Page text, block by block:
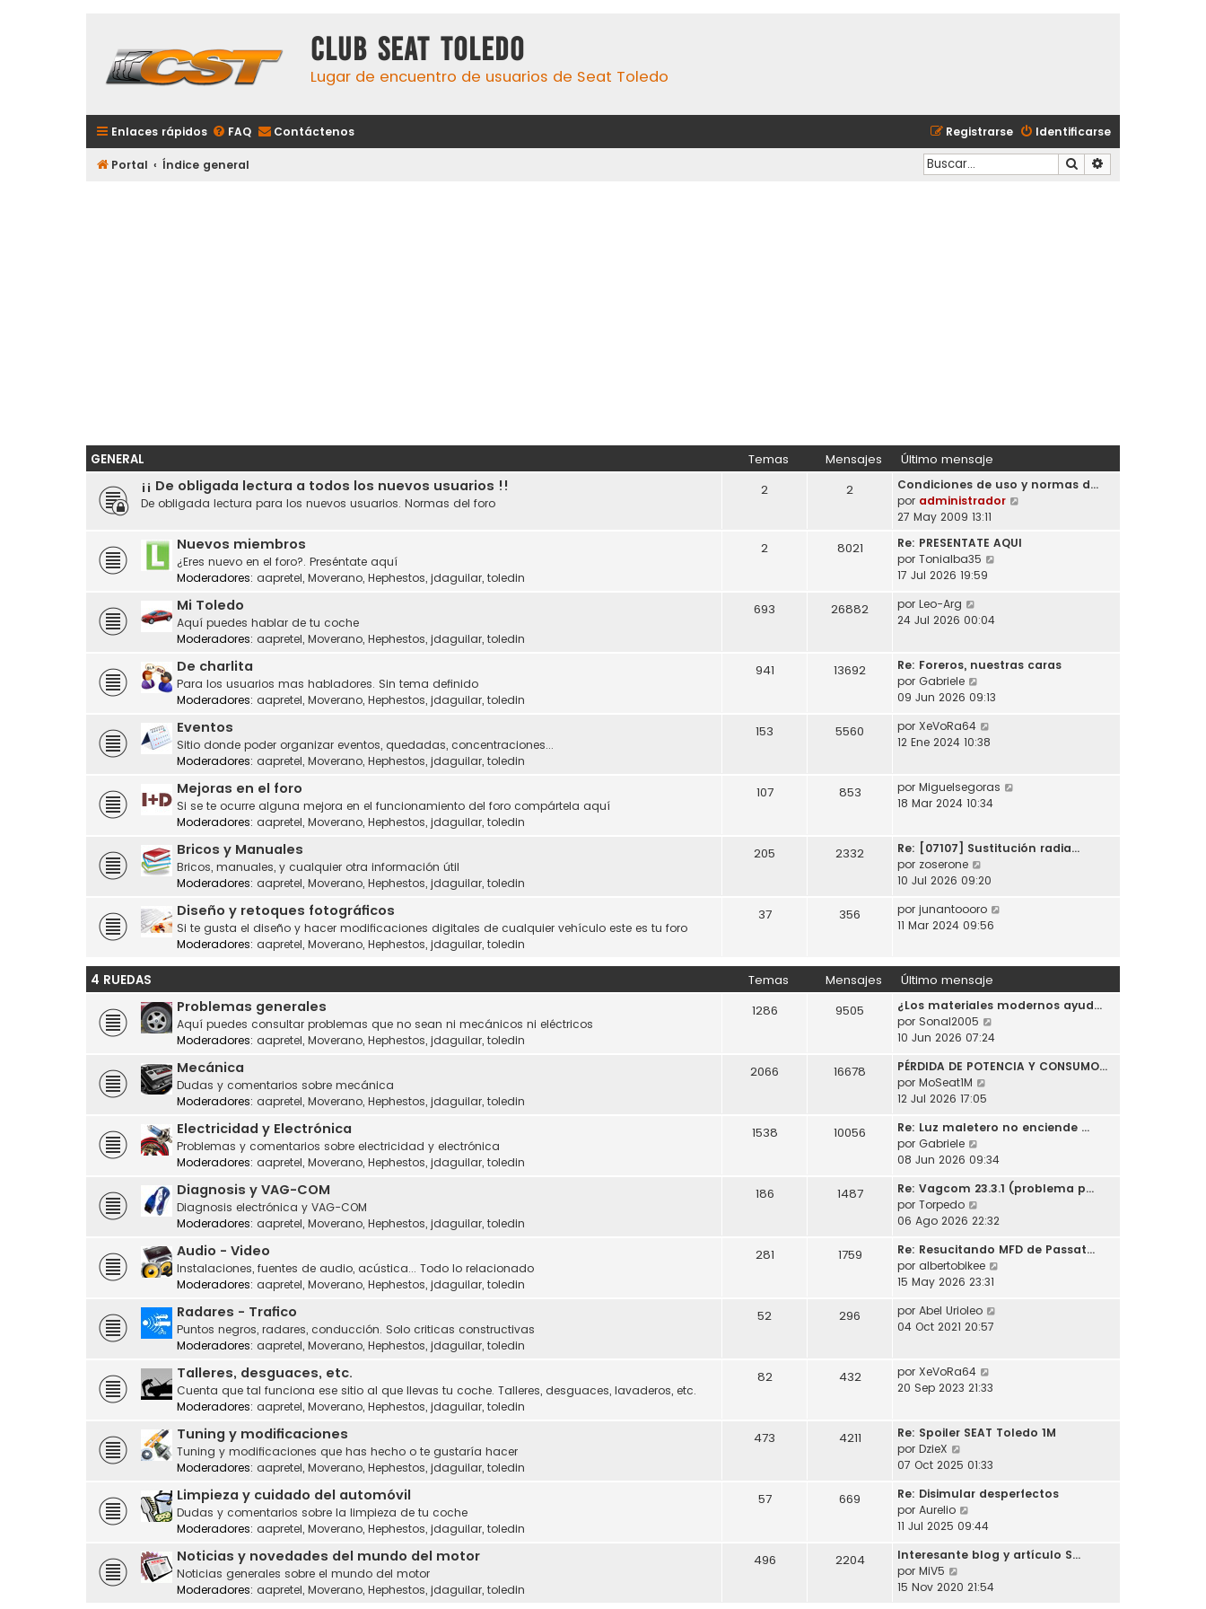
Club Seat Toledo
Lugar de encuentro de usuarios de Seat Toledo
Enlaces rápidos FAQ Contáctenos Identificarse
Registrarse
Portal Índice general Buscar
GENERAL Temas Mensajes Último mensaje
¡¡ De obligada lectura a todos los nuevos usuarios !!
De obligada lectura para los nuevos usuarios. Normas del foro
2 2
Condiciones de uso y normas d…
por administrador
ú
e
27 May 2009 13:11
Nuevos miembros
¿Eres nuevo en el foro?. Preséntate aquí
Moderadores: aapretel, Moverano, Hephestos, jdaguilar, toledin
2 8021
Re: PRESENTATE AQUI
por Tonialba35
m
j
17 Jul 2026 19:59
Mi Toledo
Aquí puedes hablar de tu coche
Moderadores: aapretel, Moverano, Hephestos, jdaguilar, toledin
693 26882 por Leo-Arg
e
l
t
i
o
m
s
e
24 Jul 2026 00:04
De charlita
Para los usuarios mas habladores. Sin tema definido
Moderadores: aapretel, Moverano, Hephestos, jdaguilar, toledin
941 13692
Re: Foreros, nuestras caras
por Gabriele
e
ú
l
m
o
n
s
j
e
09 Jun 2026 09:13
Eventos
Sitio donde poder organizar eventos, quedadas, concentraciones...
Moderadores: aapretel, Moverano, Hephestos, jdaguilar, toledin
153 5560 por XeVoRa64
l
t
o
e
n
s
e
12 Ene 2024 10:38
Mejoras en el foro
Si se te ocurre alguna mejora en el funcionamiento del foro compártela aquí
Moderadores: aapretel, Moverano, Hephestos, jdaguilar, toledin
107 853 por Miguelsegoras
l
n
a
j
18 Mar 2024 10:34
Bricos y Manuales
Bricos, manuales, y cualquier otra información útil
Moderadores: aapretel, Moverano, Hephestos, jdaguilar, toledin
205 2332
Re: [07107] Sustitución radia…
por zoserone
e
ú
l
m
o
m
e
n
a
j
e
10 Jul 2026 09:20
Diseño y retoques fotográficos
Si te gusta el diseño y hacer modificaciones digitales de cualquier vehículo este es tu foro
Moderadores: aapretel, Moverano, Hephestos, jdaguilar, toledin
37 356 por junantoooro
t
i
e
j
11 Mar 2024 09:56
4 RUEDAS Temas Mensajes Último mensaje
Problemas generales
Aquí puedes consultar problemas que no sean ni mecánicos ni eléctricos
Moderadores: aapretel, Moverano, Hephestos, jdaguilar, toledin
1286 9505
¿Los materiales modernos ayud…
por Sonal2005
e
ú
m
m
e
s
j
e
10 Jun 2026 07:24
Mecánica
Dudas y comentarios sobre mecánica
Moderadores: aapretel, Moverano, Hephestos, jdaguilar, toledin
2066 16678
PÉRDIDA DE POTENCIA Y CONSUMO…
por MoSeat1M
ú
t
m
m
n
s
j
e
12 Jul 2026 17:05
Electricidad y Electrónica
Problemas y comentarios sobre electricidad y electrónica
Moderadores: aapretel, Moverano, Hephestos, jdaguilar, toledin
1538 10056
Re: Luz maletero no enciende …
por Gabriele
e
ú
t
m
o
m
n
j
e
08 Jun 2026 09:34
Diagnosis y VAG-COM
Diagnosis electrónica y VAG-COM
Moderadores: aapretel, Moverano, Hephestos, jdaguilar, toledin
186 1487
Re: Vagcom 23.3.1 (problema p…
por Torpedo
e
ú
l
t
m
o
e
n
j
06 Ago 2026 22:32
Audio - Video
Instalaciones, fuentes de audio, acústica... Todo lo relacionado
Moderadores: aapretel, Moverano, Hephestos, jdaguilar, toledin
281 1759
Re: Resucitando MFD de Passat…
por albertobikee
e
j
15 May 2026 23:31
Radares - Trafico
Puntos negros, radares, conducción. Solo criticas constructivas
Moderadores: aapretel, Moverano, Hephestos, jdaguilar, toledin
52 296 por Abel Urioleo
o
s
e
04 Oct 2021 20:57
Talleres, desguaces, etc.
Cuenta que tal funciona ese sitio al que llevas tu coche. Talleres, desguaces, lavaderos, etc.
Moderadores: aapretel, Moverano, Hephestos, jdaguilar, toledin
82 432 por XeVoRa64
e
l
i
o
s
a
20 Sep 2023 21:33
Tuning y modificaciones
Tuning y modificaciones que has hecho o te gustaría hacer
Moderadores: aapretel, Moverano, Hephestos, jdaguilar, toledin
473 4211
Re: Spoiler SEAT Toledo 1M
por DzieX
e
ú
l
t
m
m
07 Oct 2025 01:33
Limpieza y cuidado del automóvil
Dudas y comentarios sobre la limpieza de tu coche
Moderadores: aapretel, Moverano, Hephestos, jdaguilar, toledin
57 669
Re: Disimular desperfectos
por Aurelio
e
ú
t
11 Jul 2025 09:44
Noticias y novedades del mundo del motor
Noticias generales sobre el mundo del motor
Moderadores: aapretel, Moverano, Hephestos, jdaguilar, toledin
496 2204
Interesante blog y artículo S…
por MiV5
e
15 Nov 2020 21:54